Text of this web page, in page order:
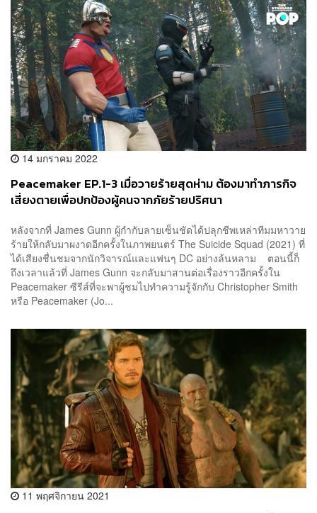
14 มกราคม 2022
Peacemaker EP.1-3 เมื่อวายร้ายสุดห่าม ต้องมาทำภารกิจ
เสี่ยงตายเพื่อปกป้องผู้คนจากภัยร้ายปริศนา
หลังจากที่ James Gunn ผู้กำกับลายเซ็นชัดได้ปลุกชีพเหล่าทีมมหาวาย
ร้ายให้กลับมาผงาดอีกครั้งในภาพยนตร์ The Suicide Squad (2021) ที่
ได้เสียงชื่นชมจากนักวิจารณ์และแฟนๆ DC อย่างล้นหลาม ตอนนี้ก็
ถึงเวลาแล้วที่ James Gunn จะกลับมาสานต่อเรื่องราวอีกครั้งใน
Peacemaker ซีรีส์ที่จะพาผู้ชมไปทำความรู้จักกับ Christopher Smith
หรือ Peacemaker (Jo...
11 พฤศจิกายน 2021